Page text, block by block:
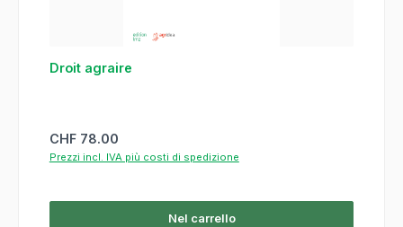
Droit agraire
Prezzo normale:
CHF 78.00
Prezzi incl. IVA più costi di spedizione
Nel carrello